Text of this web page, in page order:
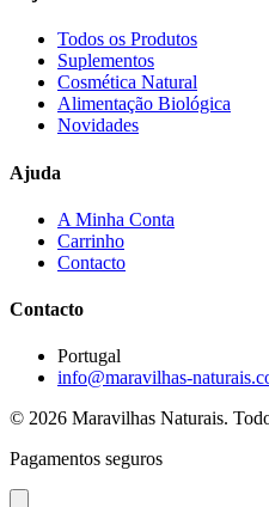
Todos os Produtos
Suplementos
Cosmética Natural
Alimentação Biológica
Novidades
Ajuda
A Minha Conta
Carrinho
Contacto
Contacto
Portugal
info@maravilhas-
© 2026 Maravilhas Naturais.
Pagamentos seguros